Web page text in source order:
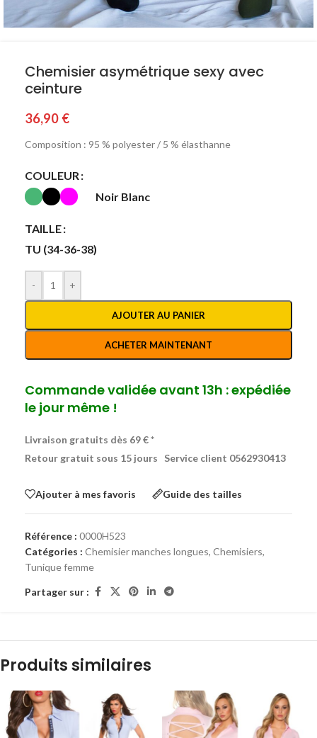
Chemisier asymétrique sexy avec
ceinture
36,90 €
Composition : 95 % polyester / 5 % élasthanne
COULEUR
Noir Blanc
TAILLE
TU (34-36-38)
- +
AJOUTER AU PANIER
ACHETER MAINTENANT
Commande validée avant 13h : expédiée
le jour même !
Livraison gratuits dès 69 € *
Retour gratuit sous 15 jours
Service client 0562930413
Ajouter à mes favoris Guide des tailles
Référence : 0000H523
Catégories : Chemisier manches longues, Chemisiers,
Tunique femme
Partager sur :
Produits similaires